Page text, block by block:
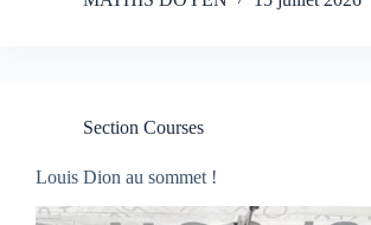
Section Courses
Louis Dion au sommet !